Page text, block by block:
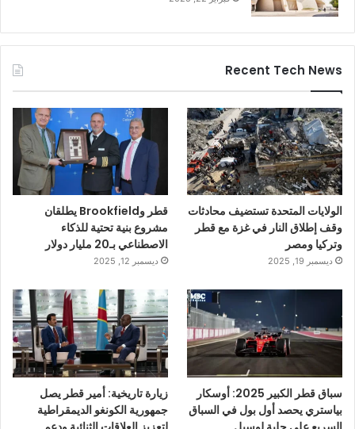
Recent Tech News
الولايات المتحدة تستضيف محادثات
وقف إطلاق النار في غزة مع قطر
وتركيا ومصر
ديسمبر 19, 2025
قطر وBrookfield يطلقان
مشروع بنية تحتية للذكاء
الاصطناعي بـ20 مليار دولار
ديسمبر 12, 2025
سباق قطر الكبير 2025: أوسكار
بياستري يحصد أول بول في السباق
زيارة تاريخية: أمير قطر يصل
جمهورية الكونغو الديمقراطية